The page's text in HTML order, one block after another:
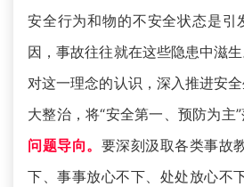
安全行为和物的不安全状态是引
因，事故往往就在这些隐患中滋
对这一理念的认识，深入推进安
大整治，将“安全第一、预防为主”
问题导向。 要深刻汲取各类事故
下、事事放心不下、处处放心不